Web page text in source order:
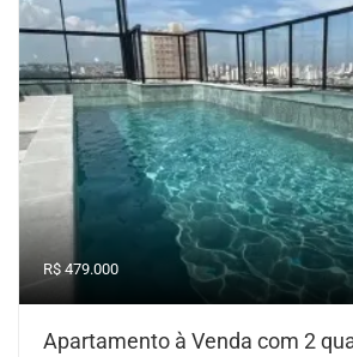
R$ 479.000
Apartamento à Venda com 2